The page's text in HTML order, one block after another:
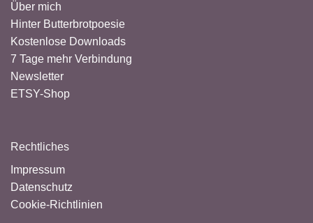
Über mich
Hinter Butterbrotpoesie
Kostenlose Downloads
7 Tage mehr Verbindung
Newsletter
ETSY-Shop
Rechtliches
Impressum
Datenschutz
Cookie-Richtlinien